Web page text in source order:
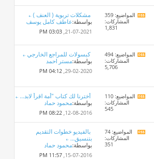
مشاهدة
تغذيات
المواضيع: 359
المشاركات:
1,831
مشكلات تربوية ( العنف )
بواسطة:عاطف كامل يوسف
21-07-2021,
03:03 PM
مشاهدة
تغذيات
المواضيع: 494
المشاركات:
5,706
كبسولات للمراجع الخارجي
بواسطة:مستر احمد
29-02-2020,
04:12 PM
مشاهدة
تغذيات
المواضيع: 110
المشاركات:
545
أخترنا لك كتاب "أمة اقرأ لابد...
بواسطة:محمود حماد
12-08-2016,
08:22 PM
مشاهدة
تغذيات
المواضيع: 74
المشاركات:
351
بالفيديو خطوات التقديم
بتنسيق...
بواسطة:محمود حماد
15-07-2016,
11:57 PM